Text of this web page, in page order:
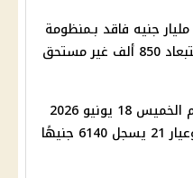
وزير التموين: 30 مليار جنيه فاقد بـمنظومة
مستحق
سعر الذهب اليوم الخميس 18 يونيو 2026